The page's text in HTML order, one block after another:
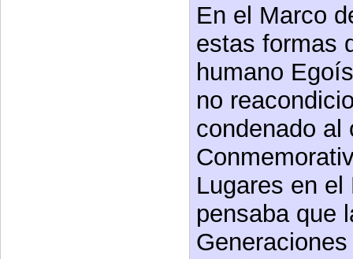
En el Marco
estas formas
humano
no
condenado al
Lugares en el
pensaba que